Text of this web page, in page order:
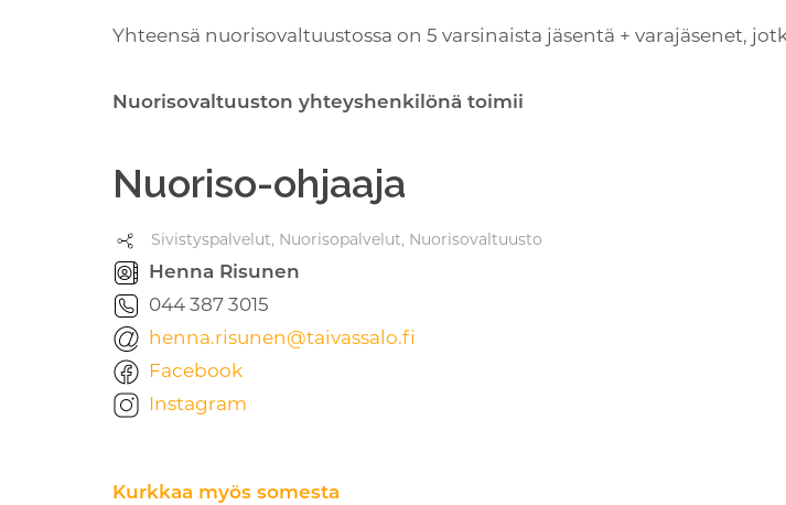
Yhteensä nuorisovaltuustossa on 5 varsinaista jäsentä + varajäsenet,
Nuorisovaltuuston yhteyshenkilönä toimii
Nuoriso-ohjaaja
Sivistyspalvelut, Nuorisopalvelut, Nuorisovaltuusto
Henna Risunen
044 387 3015
henna.risunen@taivassalo.fi
Facebook
Instagram
Kurkkaa myös somesta